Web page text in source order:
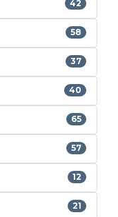
42
58
37
40
65
57
12
21